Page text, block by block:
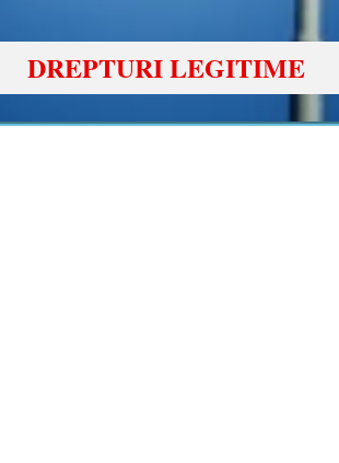
DREPTURI LEGITIME